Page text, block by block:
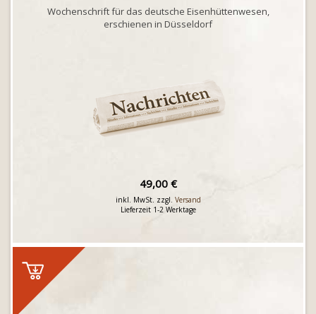
Wochenschrift für das deutsche Eisenhüttenwesen,
erschienen in Düsseldorf
49,00 €
inkl. MwSt. zzgl. Versand
Lieferzeit 1-2 Werktage